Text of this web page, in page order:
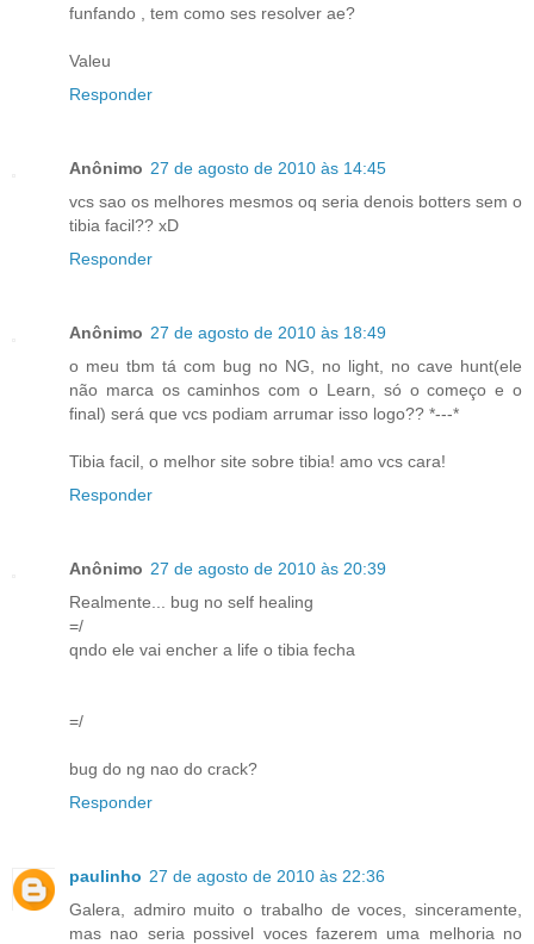
funfando , tem como ses resolver ae?
Valeu
Responder
Anônimo 27 de agosto de 2010 às 14:45
vcs sao os melhores mesmos oq seria denois botters sem o
tibia facil?? xD
Responder
Anônimo 27 de agosto de 2010 às 18:49
o meu tbm tá com bug no NG, no light, no cave hunt(ele
não marca os caminhos com o Learn, só o começo e o
final) será que vcs podiam arrumar isso logo?? *---*
Tibia facil, o melhor site sobre tibia! amo vcs cara!
Responder
Anônimo 27 de agosto de 2010 às 20:39
Realmente... bug no self healing
=/
qndo ele vai encher a life o tibia fecha
=/
bug do ng nao do crack?
Responder
paulinho 27 de agosto de 2010 às 22:36
Galera, admiro muito o trabalho de voces, sinceramente,
mas nao seria possivel voces fazerem uma melhoria no